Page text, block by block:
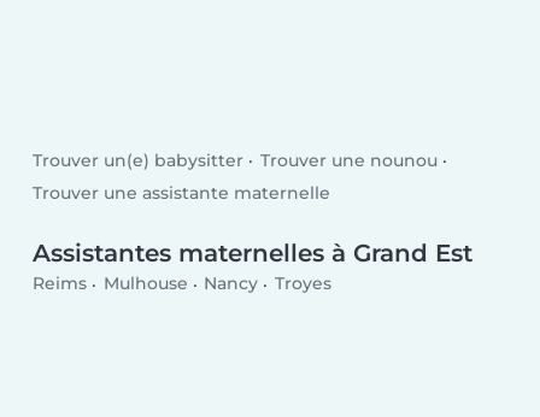
Trouver un(e) babysitter
Trouver une nounou
Trouver une assistante maternelle
Assistantes maternelles à Grand Est
Reims Mulhouse Nancy Troyes